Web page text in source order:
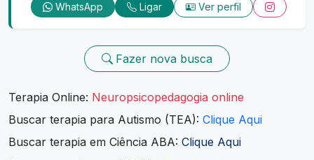
WhatsApp Ligar Ver perfil
Fazer nova busca
Terapia Online: Neuropsicopedagogia online
Buscar terapia para Autismo (TEA): Clique Aqui
Buscar terapia em Ciência ABA: Clique Aqui